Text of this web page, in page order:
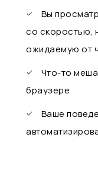
Вы
со скоростью,
ожидаемую от
Что-то
браузере
Ваше